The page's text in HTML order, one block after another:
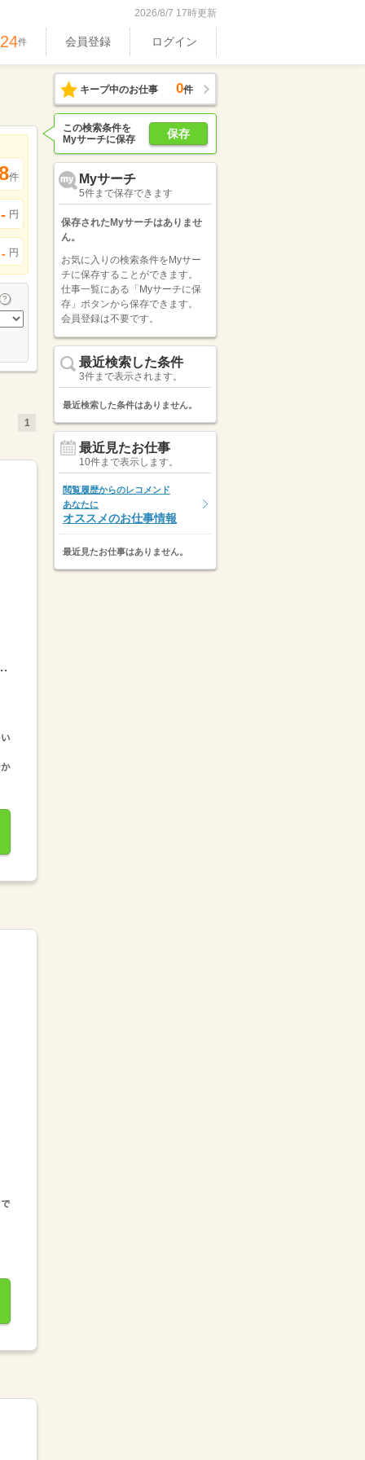
2026/8/7 17時更新
件 会員登録 ログイン
件
- 円
- 円
1
方→週1回、1時間だけ☆扶養内希望の...
キープ中のお仕事 0件
保存
この検索条件を
Myサーチに保存
Myサーチ
5件まで保存できます
保存されたMyサーチはありませ
ん。
お気に入りの検索条件をMyサー
チに保存することができます。
仕事一覧にある「Myサーチに保
存」ボタンから保存できます。
会員登録は不要です。
最近検索した条件
3件まで表示されます。
最近検索した条件はありません。
最近見たお仕事
10件まで表示します。
閲覧履歴からのレコメンド
あなたに
オススメのお仕事情報
最近見たお仕事はありません。